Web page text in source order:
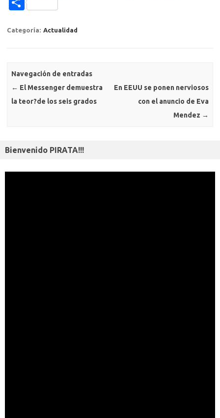
e
b
k
te
r
Li
ki
m
ti
r
Categoría: Actualidad
Navegación de entradas
← El Messenger demuestra
la teor?de los seis grados
En EEUU se ponen nerviosos
con el anuncio de Eva
Mendez →
Bienvenido PIRATA!!!